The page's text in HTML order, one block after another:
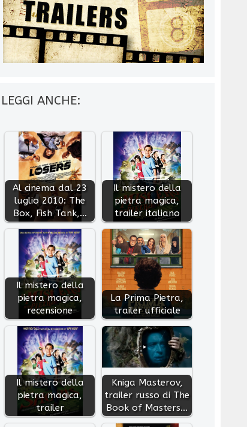
LEGGI ANCHE:
Al cinema dal 23
luglio 2010: The
Box, Fish Tank,…
Il mistero della
pietra magica,
trailer italiano
Il mistero della
pietra magica,
recensione
La Prima Pietra,
trailer ufficiale
Il mistero della
pietra magica,
trailer
Kniga Masterov,
trailer russo di The
Book of Masters…